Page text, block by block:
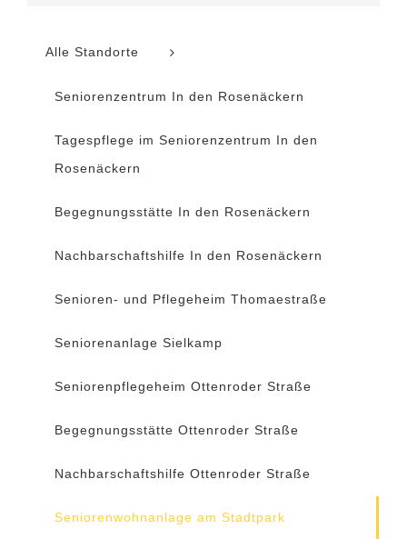
Alle Standorte
Seniorenzentrum In den Rosenäckern
Tagespflege im Seniorenzentrum In den
Rosenäckern
Begegnungsstätte In den Rosenäckern
Nachbarschaftshilfe In den Rosenäckern
Senioren- und Pflegeheim Thomaestraße
Seniorenanlage Sielkamp
Seniorenpflegeheim Ottenroder Straße
Begegnungsstätte Ottenroder Straße
Nachbarschaftshilfe Ottenroder Straße
Seniorenwohnanlage am Stadtpark